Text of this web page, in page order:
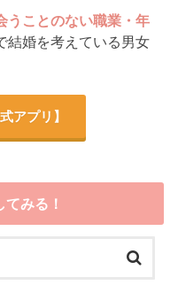
うことのない職業・年
結婚を考えている男女
式アプリ】
みる！